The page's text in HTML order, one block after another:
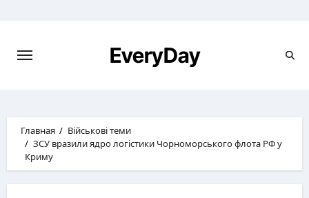
EveryDay
Главная
Військові теми
ЗСУ вразили ядро логістики Чорноморського флота РФ у
Криму